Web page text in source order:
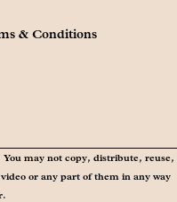
& Conditions
may not copy, distribute, reuse,
or any part of them in any way